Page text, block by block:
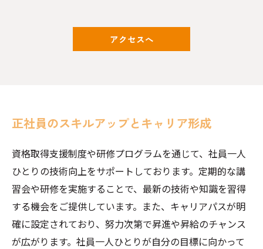
アクセスへ
正社員のスキルアップとキャリア形成
資格取得支援制度や研修プログラムを通じて、社員一人
ひとりの技術向上をサポートしております。定期的な講
習会や研修を実施することで、最新の技術や知識を習得
する機会をご提供しています。また、キャリアパスが明
確に設定されており、努力次第で昇進や昇給のチャンス
が広がります。社員一人ひとりが自分の目標に向かって